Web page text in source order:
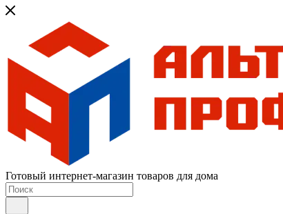
Готовый интернет-магазин товаров для дома